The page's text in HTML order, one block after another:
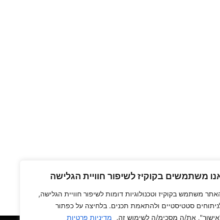
משתמשים בקוקיז לשיפור חוויית הגלישה
משתמש בקוקיז וטכנולוגיות דומות לשיפור חוויית הגלישה,
סטטיסטיים ולהתאמת תכנים. בלחיצה על כפתור
את/ה מסכימ/ה לשימוש זה.
מדיניות פרטיות